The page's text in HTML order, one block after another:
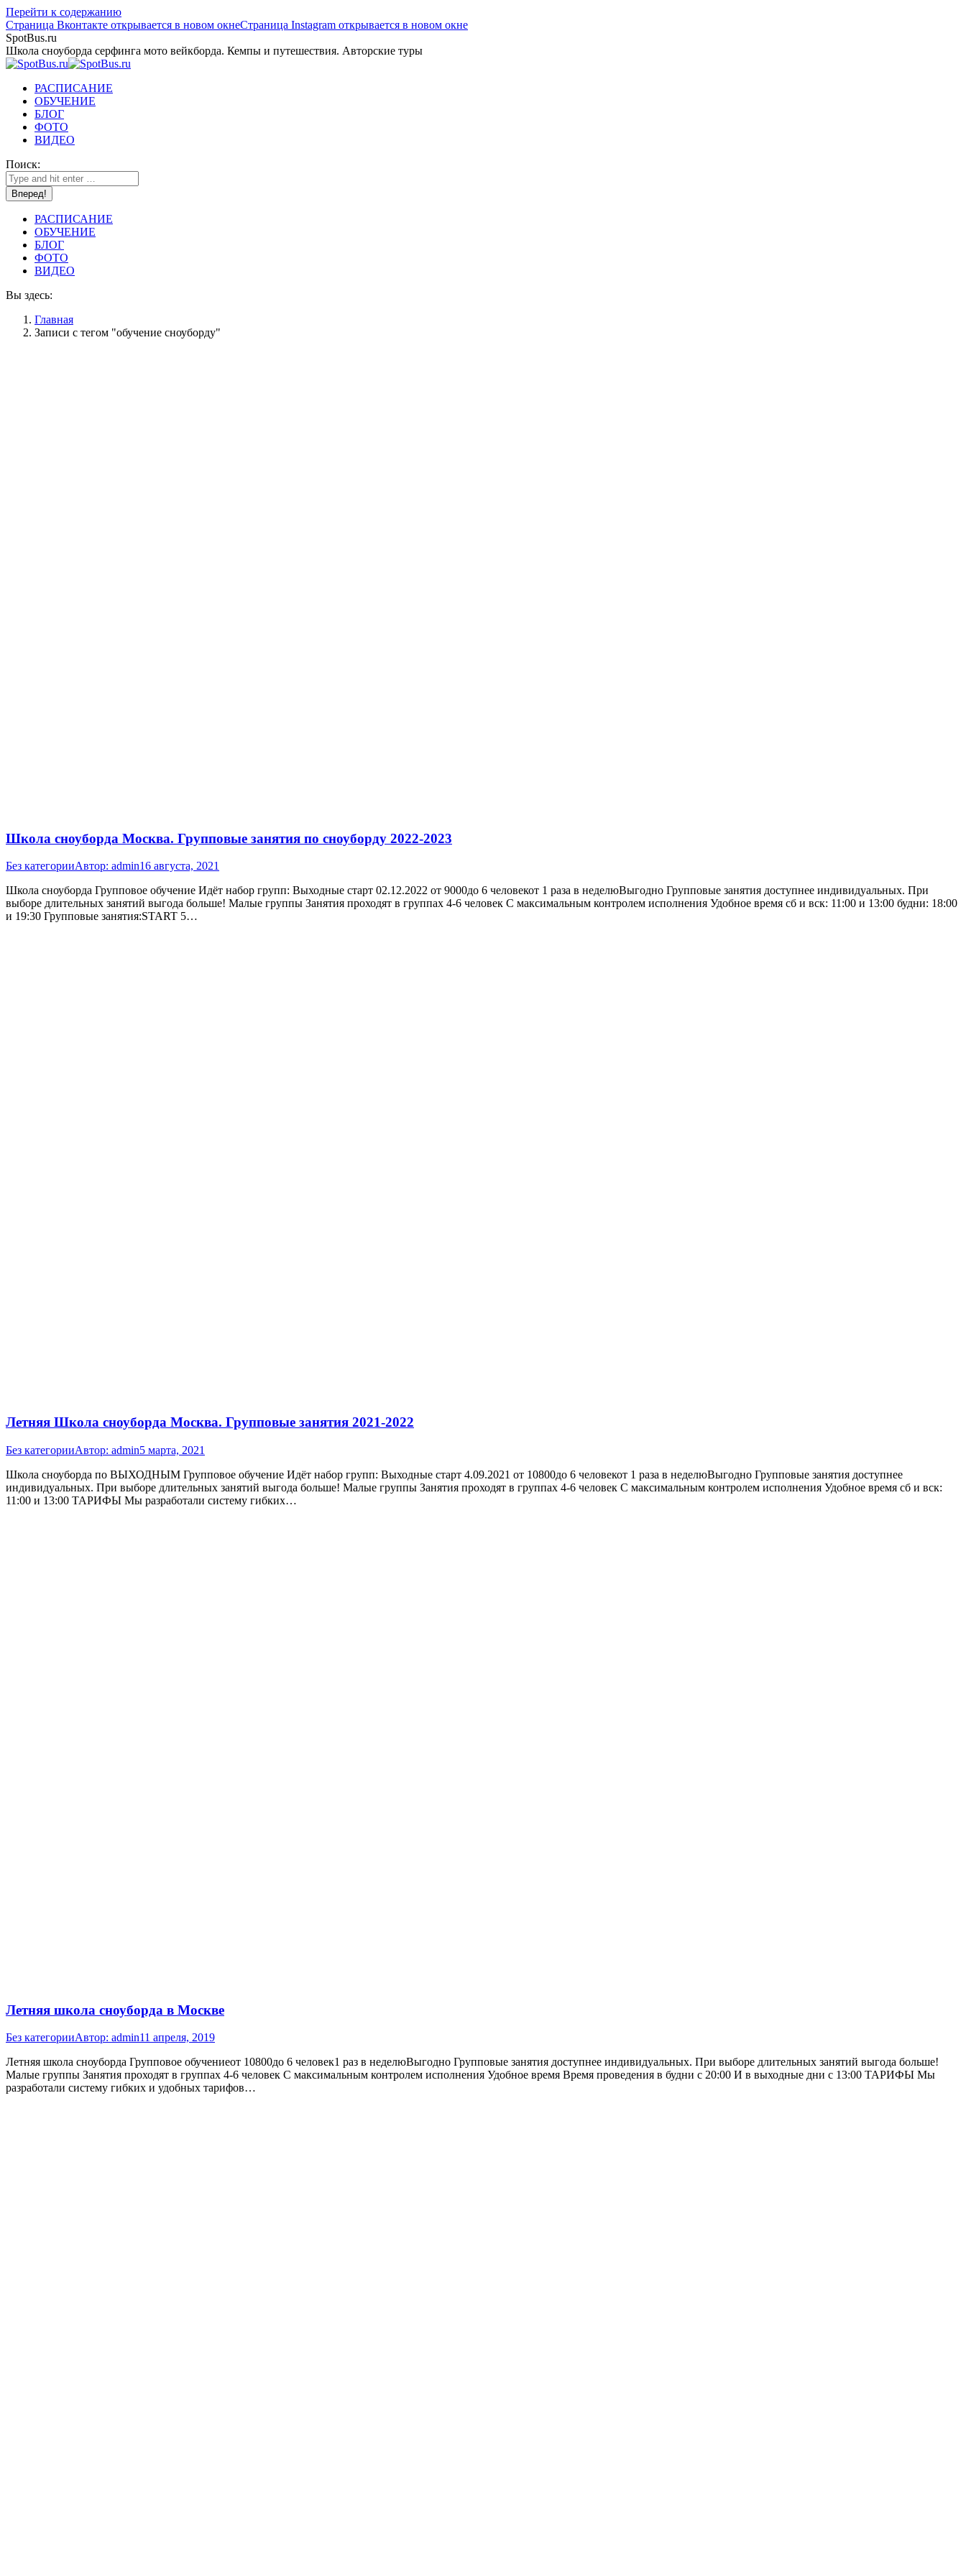
Перейти к содержанию
Страница Вконтакте открывается в новом окнеСтраница Instagram открывается в новом окне
SpotBus.ru
Школа сноуборда серфинга мото вейкборда. Кемпы и путешествия. Авторские туры
РАСПИСАНИЕ
ОБУЧЕНИЕ
БЛОГ
ФОТО
ВИДЕО
Поиск:
РАСПИСАНИЕ
ОБУЧЕНИЕ
БЛОГ
ФОТО
ВИДЕО
Вы здесь:
Главная
Записи с тегом "обучение сноуборду"
Школа сноуборда Москва. Групповые занятия по сноуборду 2022-2023
Без категорииАвтор: admin16 августа, 2021
Школа сноуборда Групповое обучение Идёт набор групп: Выходные старт 02.12.2022 от 9000до 6 человекот 1 раза в неделюВыгодно Групповые занятия доступнее индивидуальных. При
выборе длительных занятий выгода больше! Малые группы Занятия проходят в группах 4-6 человек С максимальным контролем исполнения Удобное время сб и вск: 11:00 и 13:00 будни: 18:00
и 19:30 Групповые занятия:START 5…
Летняя Школа сноуборда Москва. Групповые занятия 2021-2022
Без категорииАвтор: admin5 марта, 2021
Школа сноуборда по ВЫХОДНЫМ Групповое обучение Идёт набор групп: Выходные старт 4.09.2021 от 10800до 6 человекот 1 раза в неделюВыгодно Групповые занятия доступнее
индивидуальных. При выборе длительных занятий выгода больше! Малые группы Занятия проходят в группах 4-6 человек С максимальным контролем исполнения Удобное время сб и вск:
11:00 и 13:00 ТАРИФЫ Мы разработали систему гибких…
Летняя школа сноуборда в Москве
Без категорииАвтор: admin11 апреля, 2019
Летняя школа сноуборда Групповое обучениеот 10800до 6 человек1 раз в неделюВыгодно Групповые занятия доступнее индивидуальных. При выборе длительных занятий выгода больше!
Малые группы Занятия проходят в группах 4-6 человек С максимальным контролем исполнения Удобное время Время проведения в будни с 20:00 И в выходные дни с 13:00 ТАРИФЫ Мы
разработали систему гибких и удобных тарифов…